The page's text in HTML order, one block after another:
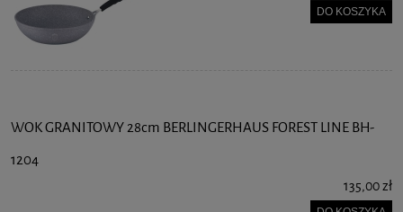
DO KOSZYKA
WOK GRANITOWY 28cm BERLINGERHAUS FOREST LINE BH-
1204
135,00 zł